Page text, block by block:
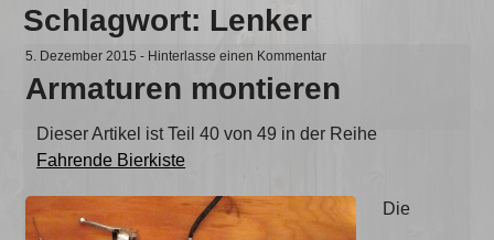
Schlagwort: Lenker
5. Dezember 2015 - Hinterlasse einen Kommentar
Armaturen montieren
Dieser Artikel ist Teil 40 von 49 in der Reihe
Fahrende Bierkiste
Die